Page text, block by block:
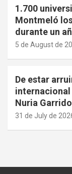
1.700
Montmeló
durante un
5 de August de
De estar
Nuria
31 de July de